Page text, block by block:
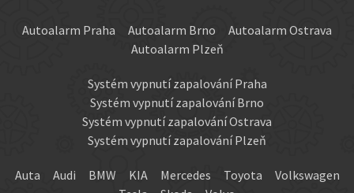
Autoalarm Praha Autoalarm Brno
Autoalarm Ostrava
Autoalarm Plzeň
Systém vypnutí zapalování Praha
Systém vypnutí zapalování Brno
Systém vypnutí zapalování Ostrava
Systém vypnutí zapalování Plzeň
Auta Audi BMW KIA Mercedes Toyota
Volkswagen